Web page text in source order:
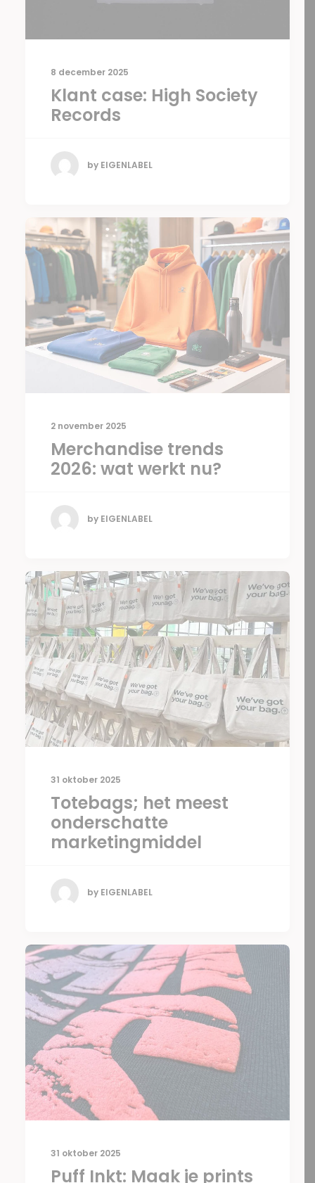
8 december 2025
Klant case: High Society
Records
by EIGENLABEL
2 november 2025
Merchandise trends
2026: wat werkt nu?
by EIGENLABEL
31 oktober 2025
Totebags; het meest
onderschatte
marketingmiddel
by EIGENLABEL
31 oktober 2025
Puff Inkt: Maak je prints